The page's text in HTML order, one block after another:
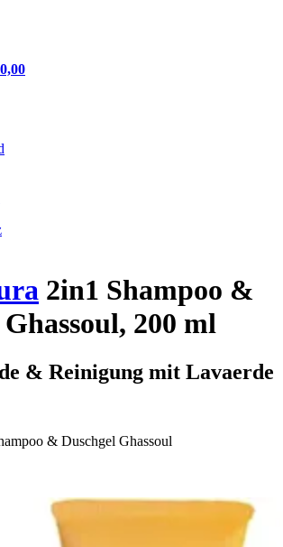
2in1 Shampoo &
200 ml
& Reinigung mit Lavaerde
& Duschgel Ghassoul